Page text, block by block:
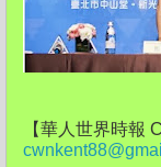
【華人世界時報